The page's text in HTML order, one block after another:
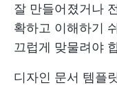
잘 만들어졌거나
확하고 이해하기
끄럽게 맞물려야
디자인 문서 템플